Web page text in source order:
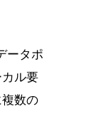
ータポ
ル要
数の